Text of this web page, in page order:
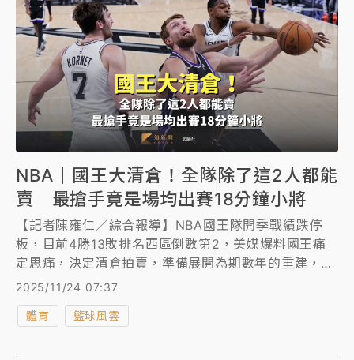
NBA｜國王大清倉！全隊除了這2人都能
賣 最搶手竟是場均出賽18分鐘小將
【記者陳雍仁／綜合報導】NBA國王隊開季戰績跌停
板，目前4勝13敗排名西區倒數第2，美媒爆料國王痛
定思痛，決定清倉拍賣，準備展開為期數年的重建，全
隊除了2人是非賣品，其他球員都歡迎洽詢交易，但出
2025/11/24 07:37
體育 籃球風雲